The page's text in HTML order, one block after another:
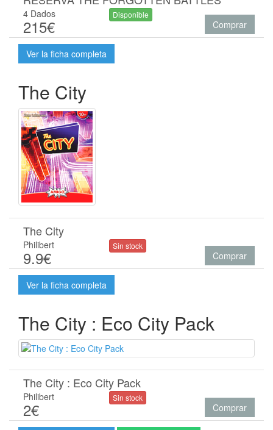
4 Dados
215€
Disponible
Comprar
Ver la ficha completa
The City
The City
Philibert
9.9€
Sin stock
Comprar
Ver la ficha completa
The City : Eco City Pack
The City : Eco City Pack
Philibert
2€
Sin stock
Comprar